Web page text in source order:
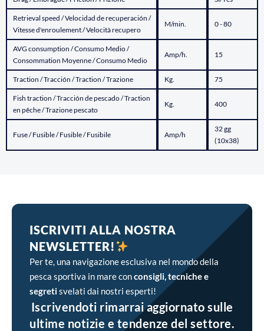
Retrieval speed / Velocidad de recuperación /
Vitesse d'enroulement / Velocità recupero
M/min. 0 - 80
AVG consumption / Consumo Medio /
Consommation Moyenne / Consumo Medio
Amp/h. 15
Traction / Tracción / Traction / Trazione Kg. 75
Fish traction / Tracción de pescado / Traction
en pêche / Trazione pescato
Kg. 400
Fuse / Fusible / Fusible / Fusibile Amp/h
32 gg
(10x38)
ISCRIVITI ALLA NOSTRA
NEWSLETTER!
Per te, una navigazione esclusiva nel mondo della
pesca sportiva in mare conconsigli, tecniche e
segretisvelati dai nostri esperti!
Iscrivendoti rimarrai aggiornato sulle
ultime notizie e tendenze del settore.